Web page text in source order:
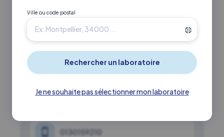
Ville ou code postal
Je ne souhaite pas sélectionner mon laboratoire
4.4 km
INOVIE•Bio-clinic
Laboratoire Inovie Bio-clinic
Montesson
Actuellement ouvert
0130159210